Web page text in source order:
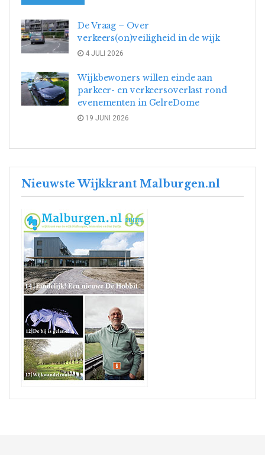
De Vraag – Over
verkeers(on)veiligheid in de wijk
4 JULI 2026
Wijkbewoners willen einde aan
parkeer- en verkeersoverlast rond
evenementen in GelreDome
19 JUNI 2026
Nieuwste Wijkkrant Malburgen.nl